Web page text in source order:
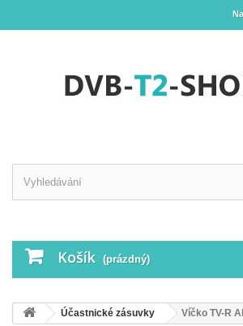
Košík (prázdný)
Účastnické zásuvky Víčko TV-R